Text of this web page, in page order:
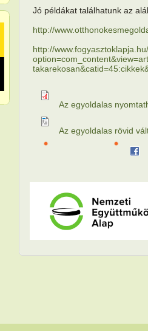
Jó példákat találhatunk az
http://
http://
Az egyoldalas
Az egyoldalas rövid